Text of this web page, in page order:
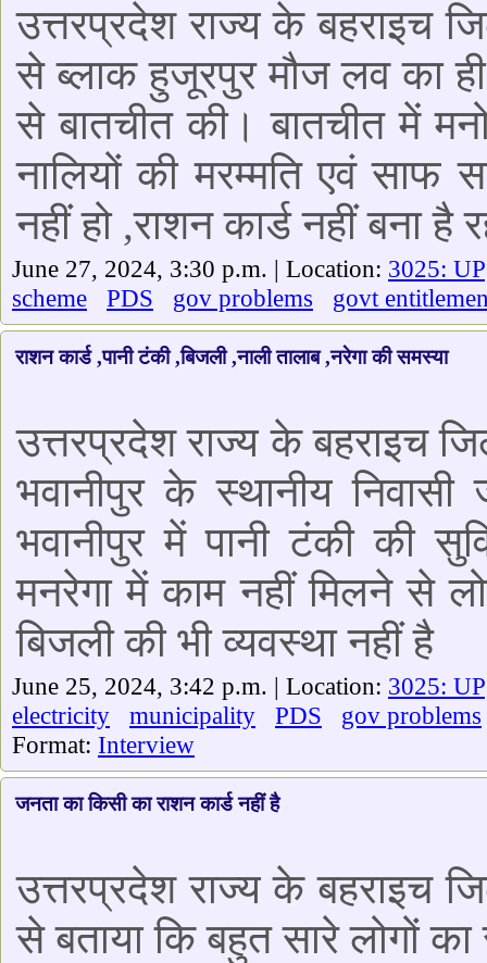
उत्तरप्रदेश राज्य के बहराइच
से ब्लाक हुजूरपुर मौज लव का ही
से बातचीत की। बातचीत में
नालियों की मरम्मति एवं साफ
नहीं हो ,राशन कार्ड नहीं बना है
June 27, 2024, 3:30 p.m. | Location: 3025: UP
scheme
PDS gov problems govt
राशन कार्ड ,पानी टंकी ,बिजली ,नाली तालाब ,नरेगा की समस्या
उत्तरप्रदेश राज्य के बहराइच
भवानीपुर के स्थानीय
भवानीपुर में पानी टंकी की
मनरेगा में काम नहीं मिलने से
बिजली की भी व्यवस्था नहीं है
June 25, 2024, 3:42 p.m. | Location: 3025: UP
electricity
municipality PDS
gov problems
Format: Interview
जनता का किसी का राशन कार्ड नहीं है
उत्तरप्रदेश राज्य के बहराइच
से बताया कि बहुत सारे लोगों का